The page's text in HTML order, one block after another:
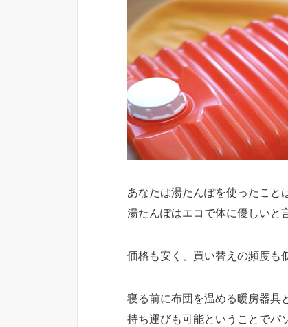
あなたは湯たんぽを使ったこと
湯たんぽはエコで体に優しいと
価格も安く、買い替えの頻度も
寝る前に布団を温める暖房器具
持ち運びも可能ということでパ